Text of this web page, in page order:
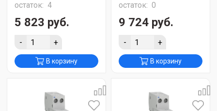
остаток: 4
5 823 руб.
- +
В корзину
остаток: 0
9 724 руб.
- +
В корзину